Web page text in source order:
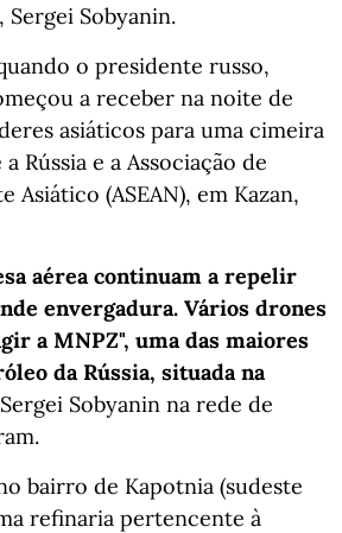
Sergei Sobyanin.
o presidente russo,
a receber na noite de
asiáticos para uma cimeira
Rússia e a Associação de
Asiático (ASEAN), em Kazan,
aérea continuam a repelir
envergadura. Vários drones
a MNPZ", uma das maiores
da Rússia, situada na
Sobyanin na rede de
bairro de Kapotnia (sudeste
refinaria pertencente à